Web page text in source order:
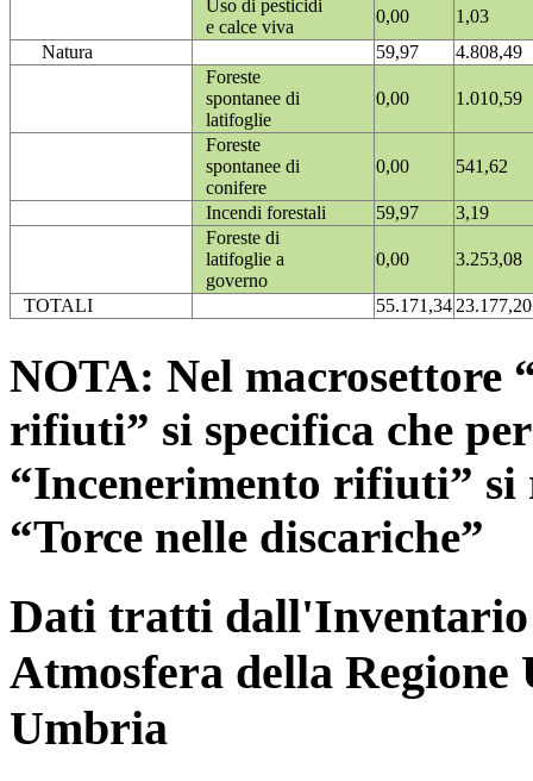
Uso di pesticidi
e calce viva
0,00
1,03
Natura
59,97
4.808,49
Foreste
spontanee di
latifoglie
0,00 1.010,59
Foreste
spontanee di
conifere
0,00 541,62
Incendi forestali 59,97
3,19
Foreste di
latifoglie a
governo
0,00 3.253,08
TOTALI 55.171,3423.177,20
NOTA: Nel macrosettore
rifiuti” si specifica che
“Incenerimento rifiuti”
“Torce nelle discariche”
Dati tratti dall'Inventario
Atmosfera della
Umbria